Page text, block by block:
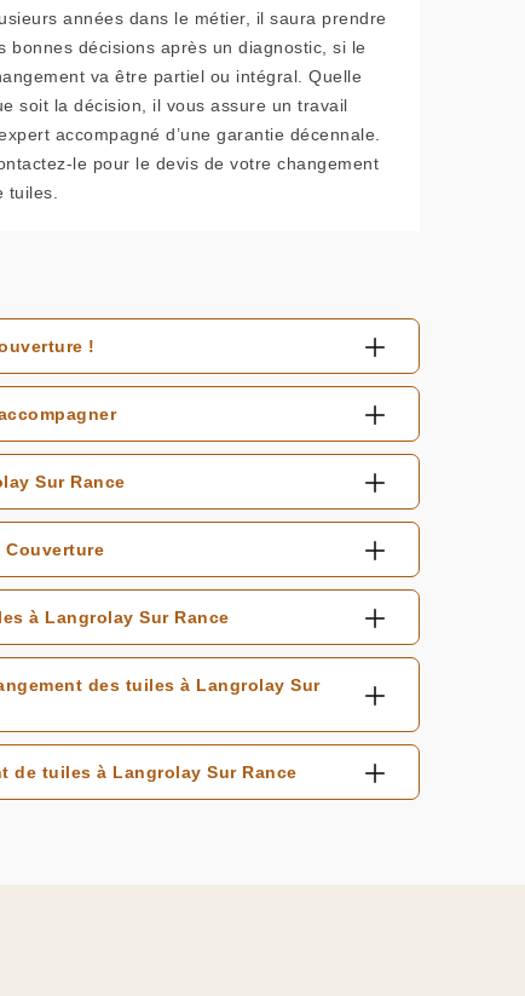
années dans le métier, il saura prendre
bonnes décisions après un diagnostic, si le
va être partiel ou intégral. Quelle
soit la décision, il vous assure un travail
accompagné d’une garantie décennale.
le pour le devis de votre changement
tuiles.
!
Sur Rance
Couverture
à Langrolay Sur Rance
des tuiles à Langrolay Sur
de tuiles à Langrolay Sur Rance